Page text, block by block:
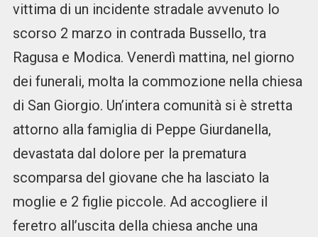
vittima di un incidente stradale avvenuto lo
scorso 2 marzo in contrada Bussello, tra
Ragusa e Modica. Venerdì mattina, nel giorno
dei funerali, molta la commozione nella chiesa
di San Giorgio. Un’intera comunità si è stretta
attorno alla famiglia di Peppe Giurdanella,
devastata dal dolore per la prematura
scomparsa del giovane che ha lasciato la
moglie e 2 figlie piccole. Ad accogliere il
feretro all’uscita della chiesa anche una